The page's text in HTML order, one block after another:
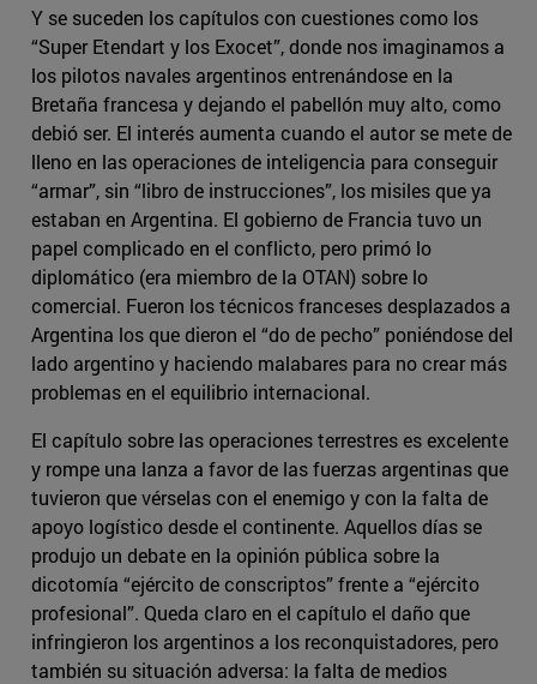
Y se suceden los capítulos con cuestiones como los
“Super Etendart y los Exocet”, donde nos imaginamos a
los pilotos navales argentinos entrenándose en la
Bretaña francesa y dejando el pabellón muy alto, como
debió ser. El interés aumenta cuando el autor se mete de
lleno en las operaciones de inteligencia para conseguir
“armar”, sin “libro de instrucciones”, los misiles que ya
estaban en Argentina. El gobierno de Francia tuvo un
papel complicado en el conflicto, pero primó lo
diplomático (era miembro de la OTAN) sobre lo
comercial. Fueron los técnicos franceses desplazados a
Argentina los que dieron el “do de pecho” poniéndose del
lado argentino y haciendo malabares para no crear más
problemas en el equilibrio internacional.
El capítulo sobre las operaciones terrestres es excelente
y rompe una lanza a favor de las fuerzas argentinas que
tuvieron que vérselas con el enemigo y con la falta de
apoyo logístico desde el continente. Aquellos días se
produjo un debate en la opinión pública sobre la
dicotomía “ejército de conscriptos” frente a “ejército
profesional”. Queda claro en el capítulo el daño que
infringieron los argentinos a los reconquistadores, pero
también su situación adversa: la falta de medios